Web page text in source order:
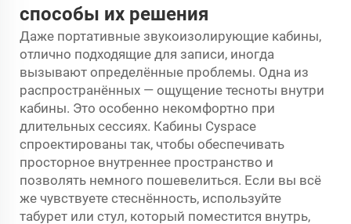
способы их решения
Даже портативные звукоизолирующие кабины,
отлично подходящие для записи, иногда
вызывают определённые проблемы. Одна из
распространённых — ощущение тесноты внутри
кабины. Это особенно некомфортно при
длительных сессиях. Кабины Cyspace
спроектированы так, чтобы обеспечивать
просторное внутреннее пространство и
позволять немного пошевелиться. Если вы всё
же чувствуете стеснённость, используйте
табурет или стул, который поместится внутрь,